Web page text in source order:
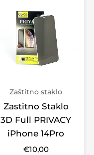
Zaštitno staklo
Zastitno Staklo
3D Full PRIVACY
iPhone 14Pro
€10,00